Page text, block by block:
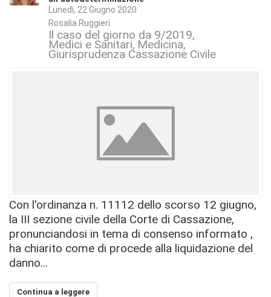
Lunedì, 22 Giugno 2020
Rosalia Ruggieri
Il caso del giorno da 9/2019
Medici e Sanitari Medicina
Giurisprudenza Cassazione Civile
Con l'ordinanza n. 11112 dello scorso 12 giugno,
la III sezione civile della Corte di Cassazione,
pronunciandosi in tema di consenso informato ,
ha chiarito come di procede alla liquidazione del
danno...
Continua a leggere